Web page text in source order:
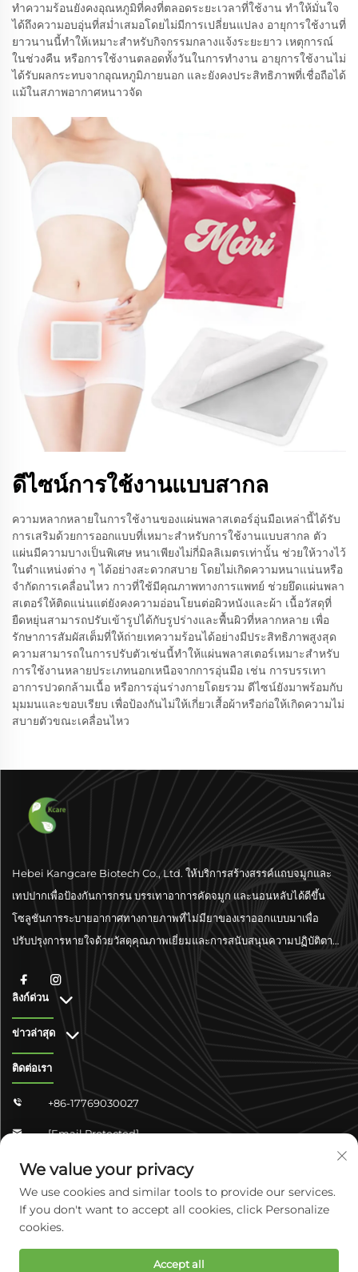
ทำความร้อนยังคงอุณหภูมิที่คงที่ตลอดระยะเวลาที่ใช้งาน ทำให้มั่นใจ
ได้ถึงความอบอุ่นที่สม่ำเสมอโดยไม่มีการเปลี่ยนแปลง อายุการใช้งานที่
ยาวนานนี้ทำให้เหมาะสำหรับกิจกรรมกลางแจ้งระยะยาว เหตุการณ์
ในช่วงคืน หรือการใช้งานตลอดทั้งวันในการทำงาน อายุการใช้งานไม่
ได้รับผลกระทบจากอุณหภูมิภายนอก และยังคงประสิทธิภาพที่เชื่อถือได้
แม้ในสภาพอากาศหนาวจัด
ดีไซน์การใช้งานแบบสากล
ความหลากหลายในการใช้งานของแผ่นพลาสเตอร์อุ่นมือเหล่านี้ได้รับ
การเสริมด้วยการออกแบบที่เหมาะสำหรับการใช้งานแบบสากล ตัว
แผ่นมีความบางเป็นพิเศษ หนาเพียงไม่กี่มิลลิเมตรเท่านั้น ช่วยให้วางไว้
ในตำแหน่งต่าง ๆ ได้อย่างสะดวกสบาย โดยไม่เกิดความหนาแน่นหรือ
จำกัดการเคลื่อนไหว กาวที่ใช้มีคุณภาพทางการแพทย์ ช่วยยึดแผ่นพลา
สเตอร์ให้ติดแน่นแต่ยังคงความอ่อนโยนต่อผิวหนังและผ้า เนื้อวัสดุที่
ยืดหยุ่นสามารถปรับเข้ารูปได้กับรูปร่างและพื้นผิวที่หลากหลาย เพื่อ
รักษาการสัมผัสเต็มที่ให้ถ่ายเทความร้อนได้อย่างมีประสิทธิภาพสูงสุด
ความสามารถในการปรับตัวเช่นนี้ทำให้แผ่นพลาสเตอร์เหมาะสำหรับ
การใช้งานหลายประเภทนอกเหนือจากการอุ่นมือ เช่น การบรรเทา
อาการปวดกล้ามเนื้อ หรือการอุ่นร่างกายโดยรวม ดีไซน์ยังมาพร้อมกับ
มุมมนและขอบเรียบ เพื่อป้องกันไม่ให้เกี่ยวเสื้อผ้าหรือก่อให้เกิดความไม่
สบายตัวขณะเคลื่อนไหว
Hebei Kangcare Biotech Co., Ltd. ให้บริการสร้างสรรค์แถบจมูกและ
เทปปากเพื่อป้องกันการกรน บรรเทาอาการคัดจมูก และนอนหลับได้ดีขึ้น
โซลูชันการระบายอากาศทางกายภาพที่ไม่มียาของเราออกแบบมาเพื่อ
ปรับปรุงการหายใจด้วยวัสดุคุณภาพเยี่ยมและการสนับสนุนความปฏิบัติตาม
ลิงก์ด่วน
ข่าวล่าสุด
ติดต่อเรา
 +86-17769030027
 [email Protected]

จงซาน ชางจวิน 4-304 เขตหยูหัว เมืองเสิ่นเจียจวง มณฑลเหอเป่ย
ประเทศจีน
ลิขสิทธิ์ © 2025 บริษัท เคังแคร์ ไบโอเทค จำกัด มณฑลเหอเป่ย สงวนสิทธิ์
We value your privacy
We use cookies and similar tools to provide our services.
If you don't want to accept all cookies, click Personalize
cookies.
Accept all